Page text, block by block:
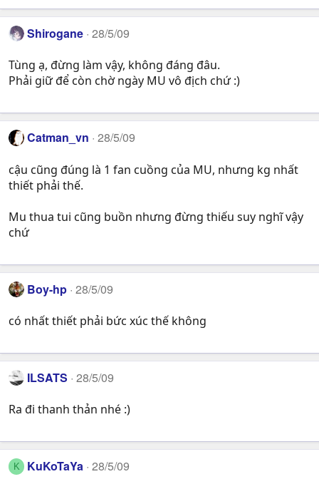
Shirogane 28/5/09
Tùng ạ, đừng làm vậy, không đáng đâu.
Phải giữ để còn chờ ngày MU vô địch chứ :)
Catman_vn 28/5/09
cậu cũng đúng là 1 fan cuồng của MU, nhưng kg nhất
thiết phải thế.
Mu thua tui cũng buồn nhưng đừng thiếu suy nghĩ vậy
chứ
Boy-hp 28/5/09
có nhất thiết phải bức xúc thế không
ILSATS 28/5/09
Ra đi thanh thản nhé :)
K KuKoTaYa 28/5/09